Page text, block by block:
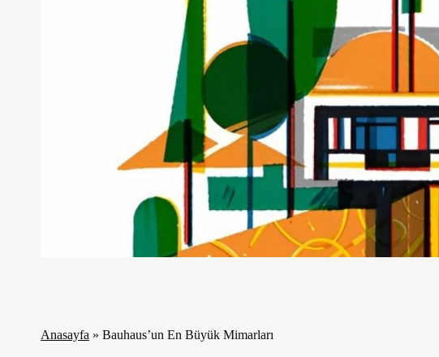
Anasayfa » Bauhaus’un En Büyük Mimarları